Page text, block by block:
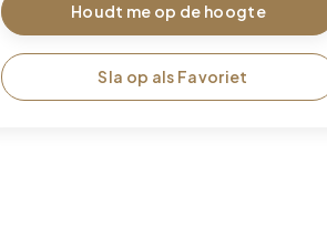
Houdt me op de hoogte
Sla op als Favoriet